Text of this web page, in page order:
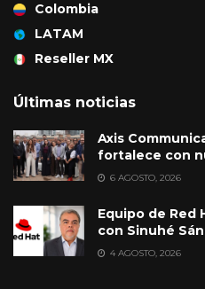
Colombia
LATAM
Reseller MX
Últimas noticias
Axis
fortalece con
6 AGOSTO, 2026
Equipo de Red
con Sinuhé
4 AGOSTO, 2026